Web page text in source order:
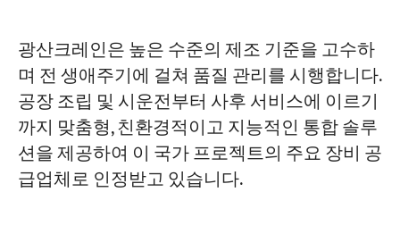
광산크레인은 높은 수준의 제조 기준을 고수하
며 전 생애주기에 걸쳐 품질 관리를 시행합니다.
공장 조립 및 시운전부터 사후 서비스에 이르기
까지 맞춤형, 친환경적이고 지능적인 통합 솔루
션을 제공하여 이 국가 프로젝트의 주요 장비 공
급업체로 인정받고 있습니다.